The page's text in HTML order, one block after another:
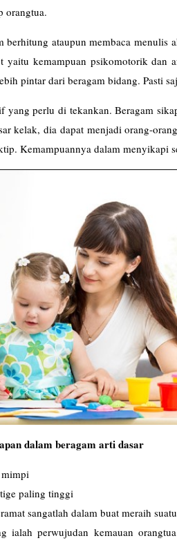
orangtua.
berhitung ataupun membaca
yaitu kemampuan psikomotorik dan
pintar dari beragam bidang. Pasti
yang perlu di tekankan. Beragam
kelak, dia dapat menjadi orang-
Kemampuannya dalam menyikapi
dalam beragam arti dasar
mimpi
paling tinggi
sangatlah dalam buat meraih
ialah perwujudan kemauan